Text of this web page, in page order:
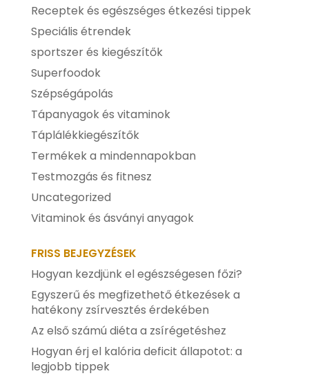
Receptek és egészséges étkezési tippek
Speciális étrendek
sportszer és kiegészítők
Superfoodok
Szépségápolás
Tápanyagok és vitaminok
Táplálékkiegészítők
Termékek a mindennapokban
Testmozgás és fitnesz
Uncategorized
Vitaminok és ásványi anyagok
FRISS BEJEGYZÉSEK
Hogyan kezdjünk el egészségesen főzi?
Egyszerű és megfizethető étkezések a
hatékony zsírvesztés érdekében
Az első számú diéta a zsírégetéshez
Hogyan érj el kalória deficit állapotot: a
legjobb tippek